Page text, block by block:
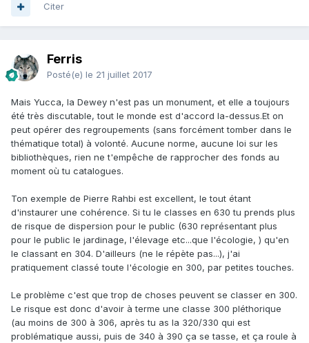
Citer
Ferris
Posté(e) le 21 juillet 2017
Mais Yucca, la Dewey n'est pas un monument, et elle a toujours
été très discutable, tout le monde est d'accord la-dessus.Et on
peut opérer des regroupements (sans forcément tomber dans le
thématique total) à volonté. Aucune norme, aucune loi sur les
bibliothèques, rien ne t'empêche de rapprocher des fonds au
moment où tu catalogues.
Ton exemple de Pierre Rahbi est excellent, le tout étant
d'instaurer une cohérence. Si tu le classes en 630 tu prends plus
de risque de dispersion pour le public (630 représentant plus
pour le public le jardinage, l'élevage etc...que l'écologie, ) qu'en
le classant en 304. D'ailleurs (ne le répète pas...), j'ai
pratiquement classé toute l'écologie en 300, par petites touches.
Le problème c'est que trop de choses peuvent se classer en 300.
Le risque est donc d'avoir à terme une classe 300 pléthorique
(au moins de 300 à 306, après tu as la 320/330 qui est
problématique aussi, puis de 340 à 390 ça se tasse, et ça roule à